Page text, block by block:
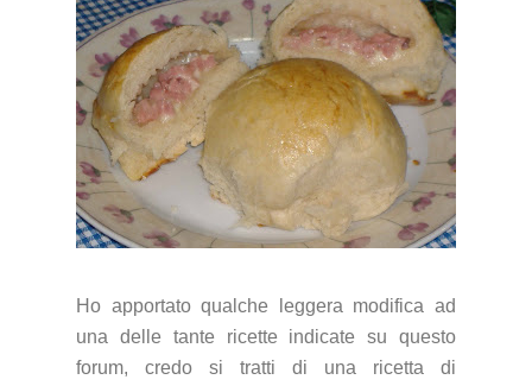
Ho apportato qualche leggera modifica ad
una delle tante ricette indicate su questo
forum, credo si tratti di una ricetta di